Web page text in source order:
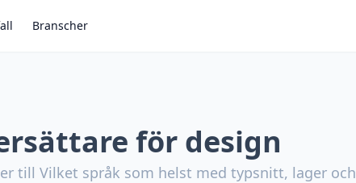
Branscher
för design
till Vilket språk som helst med typsnitt, lager och